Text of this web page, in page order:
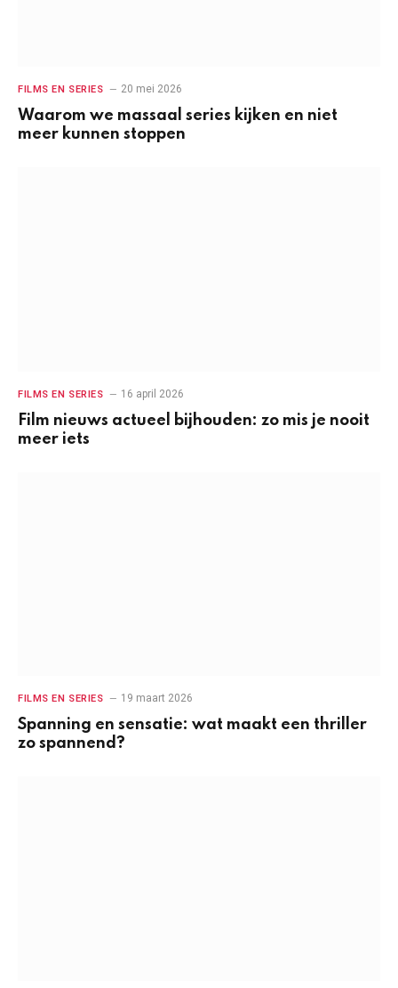
FILMS EN SERIES 20 mei 2026
Waarom we massaal series kijken en niet
meer kunnen stoppen
FILMS EN SERIES 16 april 2026
Film nieuws actueel bijhouden: zo mis je nooit
meer iets
FILMS EN SERIES 19 maart 2026
Spanning en sensatie: wat maakt een thriller
zo spannend?